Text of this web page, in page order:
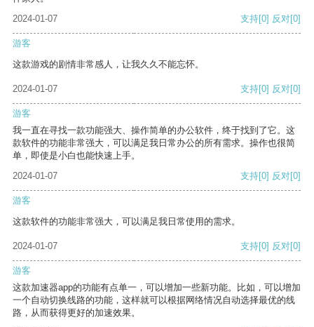
2024-01-07
支持[0] 反对[0]
游客
这款游戏的剧情非常感人，让我久久不能忘怀。
2024-01-07 支持[0] 反对[0]
游客
我一直在寻找一款功能强大、操作简单的办公软件，终于找到了它。这
款软件的功能非常强大，可以满足我日常办公的所有需求。操作也很简
单，即使是小白也能快速上手。
2024-01-07
支持[0] 反对[0]
游客
这款软件的功能非常强大，可以满足我日常使用的需求。
2024-01-07 支持[0] 反对[0]
游客
这款加速器app的功能有点单一，可以增加一些新功能。比如，可以增加
一个自动切换线路的功能，这样就可以根据网络情况自动选择最优的线
路，从而获得更好的加速效果。